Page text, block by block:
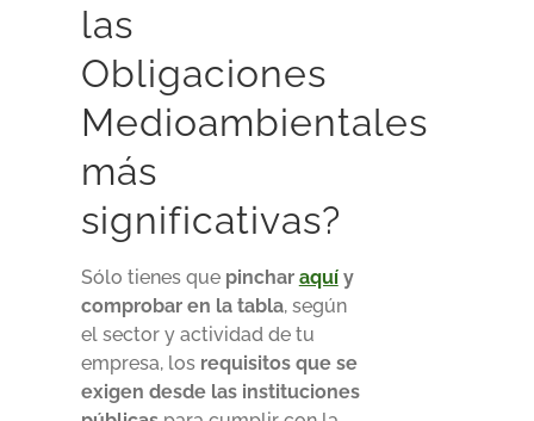
las
Obligaciones
Medioambientales
más
significativas?
Sólo tienes que pinchar aquíy
comprobar en la tabla, según
el sector y actividad de tu
empresa, los requisitos que se
exigen desde las instituciones